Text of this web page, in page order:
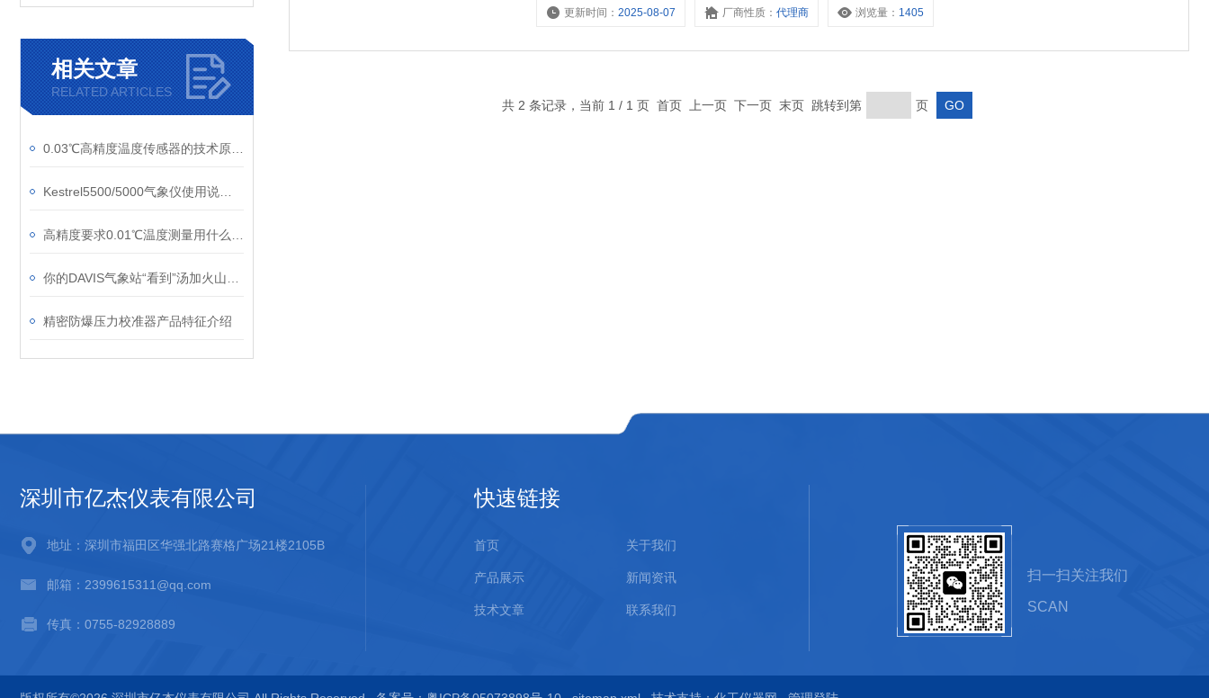
相关文章
RELATED ARTICLES
精密防爆压力校准器产品特征介绍
更新时间：2025-08-07 厂商性质：代理商 浏览量： 1405
共 2 条记录，当前 1 / 1 页 首页 上一页 下一页 末页 跳转到第 页
深圳市亿杰仪表有限公司
地址：深圳市福田区华强北路赛格广场21楼2105B
邮箱：2399615311@qq.com
传真：0755-82928889
快速链接
首页 关于我们
产品展示 新闻资讯
技术文章 联系我们
扫一扫关注我们
SCAN